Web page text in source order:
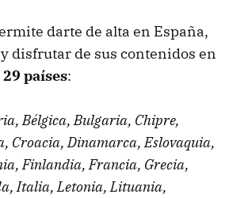
darte de alta en España,
disfrutar de sus contenidos en
29 países:
Bélgica, Bulgaria, Chipre,
Croacia, Dinamarca, Eslovaquia,
Finlandia, Francia, Grecia,
Italia, Letonia, Lituania,